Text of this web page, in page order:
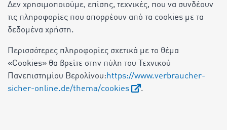
Δεν χρησιμοποιούμε, επίσης, τεχνικές, που να συνδέουν
τις πληροφορίες που απορρέουν από τα cookies με τα
δεδομένα χρήστη.
Περισσότερες πληροφορίες σχετικά με το θέμα
«Cookies» θα βρείτε στην πύλη του Τεχνικού
Πανεπιστημίου Βερολίνου:https://www.verbraucher-
sicher-online.de/thema/cookies
.